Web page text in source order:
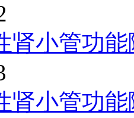
肾小管功
肾小管功